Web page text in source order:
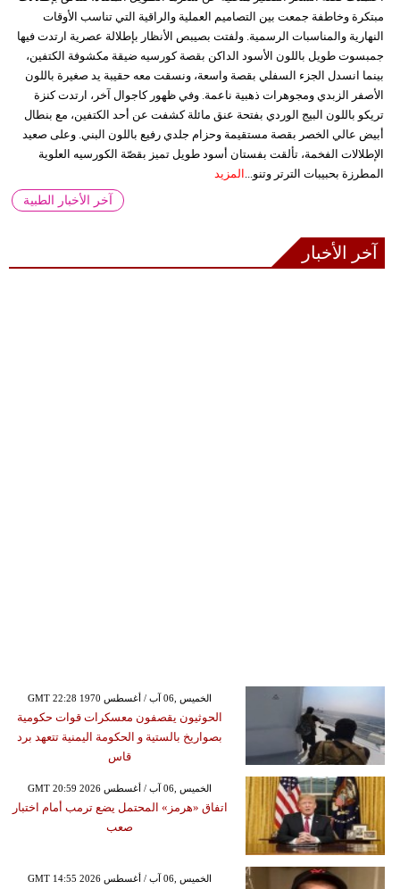
مبتكرة وخاطفة جمعت بين التصاميم العملية والراقية التي تناسب الأوقات
النهارية والمناسبات الرسمية. ولفتت بصيبص الأنظار بإطلالة عصرية ارتدت فيها
جمبسوت طويل باللون الأسود الداكن بقصة كورسيه ضيقة مكشوفة الكتفين،
بينما انسدل الجزء السفلي بقصة واسعة، ونسقت معه حقيبة يد صغيرة باللون
الأصفر الزبدي ومجوهرات ذهبية ناعمة. وفي ظهور كاجوال آخر، ارتدت كنزة
تريكو باللون البيج الوردي بفتحة عنق مائلة كشفت عن أحد الكتفين، مع بنطال
أبيض عالي الخصر بقصة مستقيمة وحزام جلدي رفيع باللون البني. وعلى صعيد
الإطلالات الفخمة، تألقت بفستان أسود طويل تميز بقصّة الكورسيه العلوية
المطرزة بحبيبات الترتر وتنو...
المزيد
آخر الأخبار الطبية
آخر الأخبار
GMT 22:28 1970 الخميس ,06 آب / أغسطس
الحوثيون يقصفون معسكرات قوات حكومية
بصواريخ بالستية و الحكومة اليمنية تتعهد برد
قاس
GMT 20:59 2026 الخميس ,06 آب / أغسطس
اتفاق «هرمز» المحتمل يضع ترمب أمام اختبار
صعب
GMT 14:55 2026 الخميس ,06 آب / أغسطس